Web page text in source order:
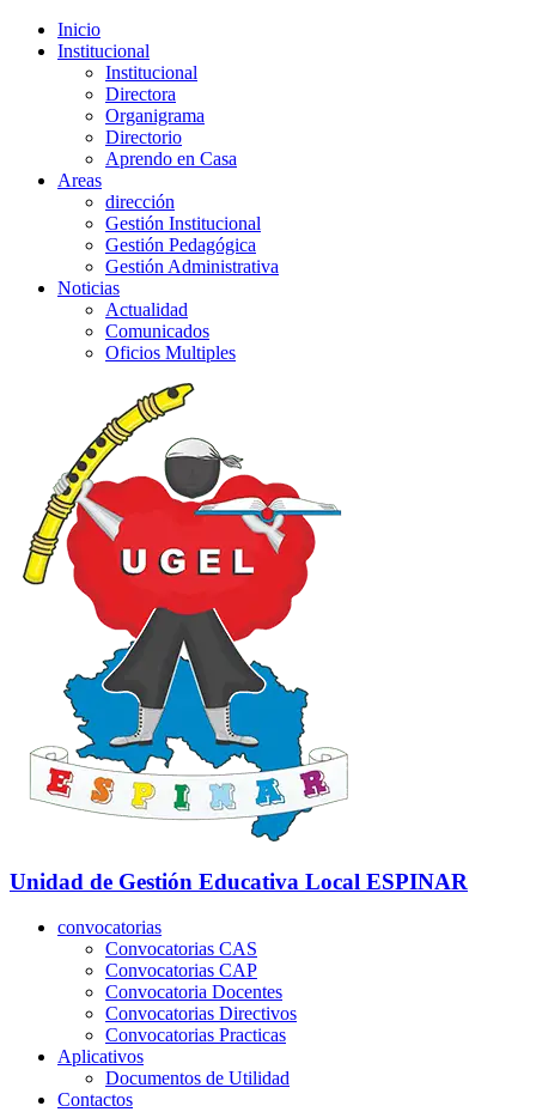
Inicio
Institucional
Institucional
Directora
Organigrama
Directorio
Aprendo en Casa
Areas
dirección
Gestión Institucional
Gestión Pedagógica
Gestión Administrativa
Noticias
Actualidad
Comunicados
Oficios Multiples
Unidad de Gestión Educativa Local ESPINAR
convocatorias
Convocatorias CAS
Convocatorias CAP
Convocatoria Docentes
Convocatorias Directivos
Convocatorias Practicas
Aplicativos
Documentos de Utilidad
Contactos